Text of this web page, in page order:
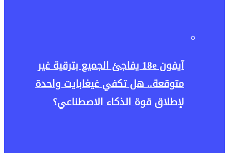
آيفون 18e يفاجئ الجميع بترقية غير
متوقعة.. هل تكفي غيغابايت واحدة
لإطلاق قوة الذكاء الاصطناعي؟